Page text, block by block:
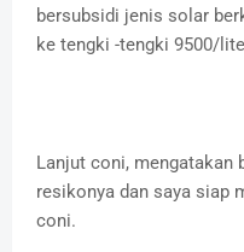
bersubsidi jenis solar
ke tengki -tengki 9500/
Lanjut coni, mengatakan
resikonya dan saya siap
coni.